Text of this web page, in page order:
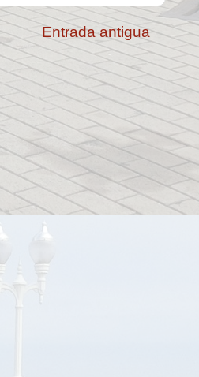
Entrada antigua